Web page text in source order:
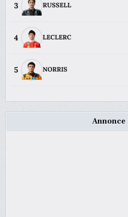
3 RUSSELL
4 LECLERC
5 NORRIS
Annonce